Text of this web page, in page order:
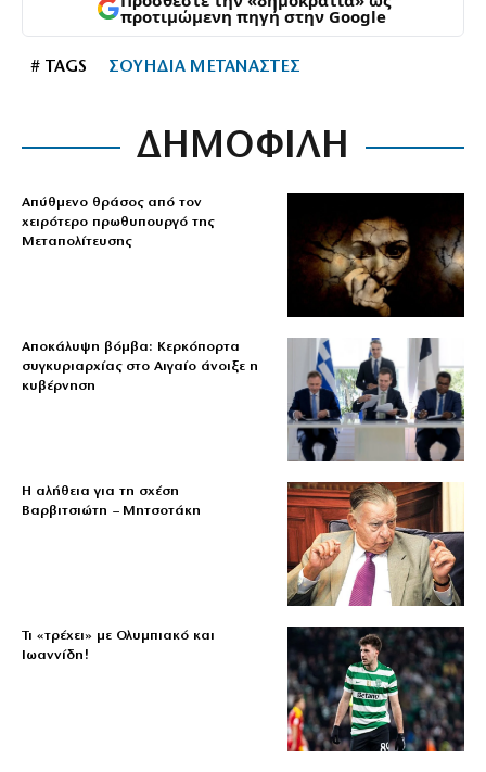
προτιμώμενη πηγή στην Google
# TAGS ΣΟΥΗΔΙΑ ΜΕΤΑΝΑΣΤΕΣ
ΔΗΜΟΦΙΛΗ
Απύθμενο θράσος από τον
χειρότερο πρωθυπουργό της
Μεταπολίτευσης
Αποκάλυψη βόμβα: Κερκόπορτα
συγκυριαρχίας στο Αιγαίο άνοιξε η
κυβέρνηση
Η αλήθεια για τη σχέση
Βαρβιτσιώτη – Μητσοτάκη
Τι «τρέχει» με Ολυμπιακό και
Ιωαννίδη!